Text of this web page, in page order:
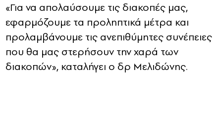
«Για να απολαύσουμε τις διακοπές μας,
εφαρμόζουμε τα προληπτικά μέτρα και
προλαμβάνουμε τις ανεπιθύμητες συνέπειες
που θα μας στερήσουν την χαρά των
διακοπών», καταλήγει ο δρ Μελιδώνης.